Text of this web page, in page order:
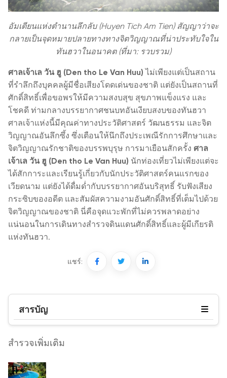
อัมเตียนแห่งตำนานลึกลับ (Huyen Tich Am Tien) สัญญาว่าจะ
กลายเป็นจุดหมายปลายทางทางจิตวิญญาณที่น่าประทับใจใน
ทันฮวาในอนาคต (ที่มา: รวบรวม)
ศาลเจ้าเล วัน ฮู (Den tho Le Van Huu) ไม่เพียงแต่เป็นสถาน
ที่รำลึกถึงบุคคลผู้มีชื่อเสียงโดดเด่นของชาติ แต่ยังเป็นสถานที่
ศักดิ์สิทธิ์เพื่อขอพรให้มีความสงบสุข สุขภาพแข็งแรง และ
โชคดี ท่ามกลางบรรยากาศชนบทอันเงียบสงบของทันฮวา
ศาลเจ้าแห่งนี้มีคุณค่าทางประวัติศาสตร์ วัฒนธรรม และจิต
วิญญาณอันลึกซึ้ง ซึ่งเตือนให้นึกถึงประเพณีรักการศึกษาและ
จิตวิญญาณรักชาติของบรรพบุรุษ การมาเยือนสักครั้ง ศาล
เจ้าเล วัน ฮู (Den tho Le Van Huu) นักท่องเที่ยวไม่เพียงแต่จะ
ได้สักการะและเรียนรู้เกี่ยวกับนักประวัติศาสตร์คนแรกของ
เวียดนาม แต่ยังได้ดื่มด่ำกับบรรยากาศอันบริสุทธิ์ รับฟังเสียง
กระซิบของอดีต และสัมผัสความงามอันศักดิ์สิทธิ์ที่เต็มไปด้วย
จิตวิญญาณของชาติ นี่คือจุดแวะพักที่ไม่ควรพลาดอย่าง
แน่นอนในการเดินทางสำรวจดินแดนศักดิ์สิทธิ์และผู้มีเกียรติ
แห่งทันฮวา.
แชร์:
สารบัญ
สำรวจเพิ่มเติม